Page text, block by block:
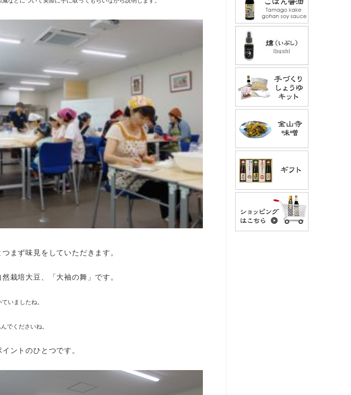
まず味見をしていただきます。
栽培大豆、「大袖の舞」です。
いましたね。
でくださいね。
ントのひとつです。